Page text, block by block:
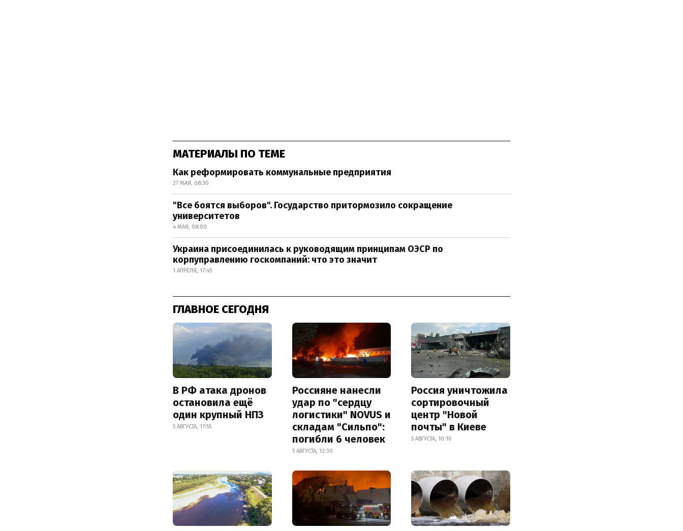
МАТЕРИАЛЫ ПО ТЕМЕ
Как реформировать коммунальные предприятия
27 МАЯ, 08:30
"Все боятся выборов". Государство притормозило сокращение
университетов
4 МАЯ, 08:00
Украина присоединилась к руководящим принципам ОЭСР по
корпуправлению госкомпаний: что это значит
1 АПРЕЛЯ, 17:45
ГЛАВНОЕ СЕГОДНЯ
В РФ атака дронов
остановила ещё
один крупный НПЗ
5 АВГУСТА, 17:55
Россияне нанесли
удар по "сердцу
логистики" NOVUS и
складам "Сильпо":
погибли 6 человек
5 АВГУСТА, 12:30
Россия уничтожила
сортировочный
центр "Новой
почты" в Киеве
5 АВГУСТА, 10:10